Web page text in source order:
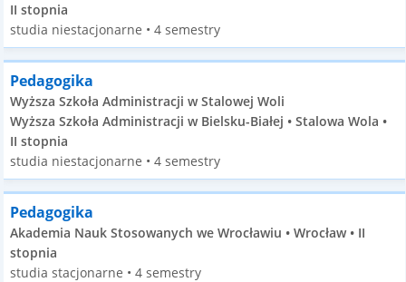
II stopnia
studia niestacjonarne • 4 semestry
Pedagogika
Wyższa Szkoła Administracji w Stalowej Woli
Wyższa Szkoła Administracji w Bielsku-Białej • Stalowa Wola •
II stopnia
studia niestacjonarne • 4 semestry
Pedagogika
Akademia Nauk Stosowanych we Wrocławiu • Wrocław • II
stopnia
studia stacjonarne • 4 semestry